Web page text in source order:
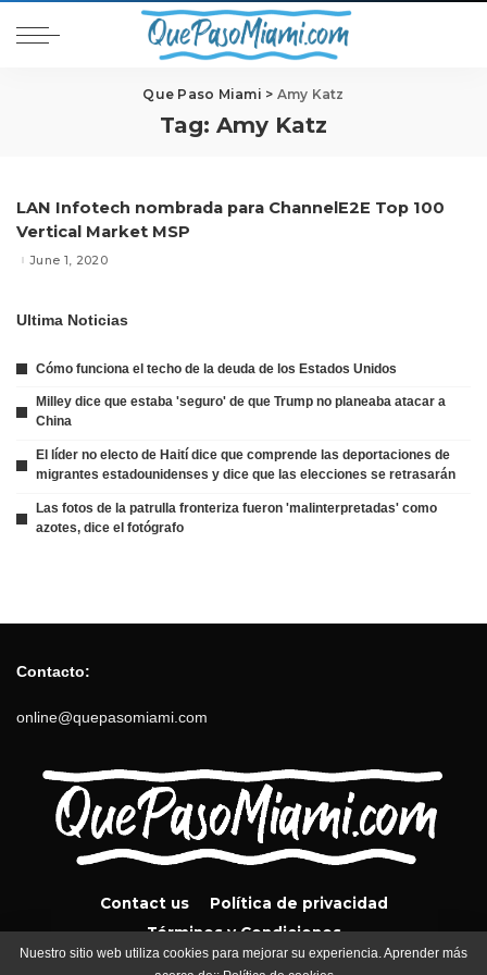
Que Paso Miami > Amy Katz
Tag: Amy Katz
LAN Infotech nombrada para ChannelE2E Top 100
Vertical Market MSP
June 1, 2020
Ultima Noticias
Cómo funciona el techo de la deuda de los Estados Unidos
Milley dice que estaba 'seguro' de que Trump no planeaba atacar a
China
El líder no electo de Haití dice que comprende las deportaciones de
migrantes estadounidenses y dice que las elecciones se retrasarán
Las fotos de la patrulla fronteriza fueron 'malinterpretadas' como
azotes, dice el fotógrafo
Contacto:
online@quepasomiami.com
Contact us
Política de privacidad
Términos y Condiciones
Nuestro sitio web utiliza cookies para mejorar su experiencia. Aprender más